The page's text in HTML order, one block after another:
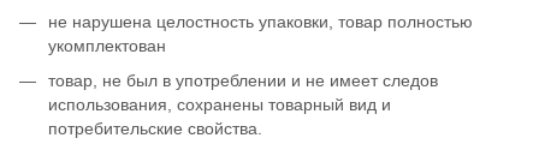
не нарушена целостность упаковки, товар полностью
укомплектован
товар, не был в употреблении и не имеет следов
использования, сохранены товарный вид и
потребительские свойства.